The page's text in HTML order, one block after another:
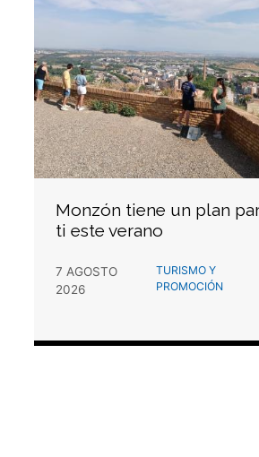
Monzón tiene un plan
ti este verano
7 AGOSTO
2026
TURISMO Y
PROMOCIÓN